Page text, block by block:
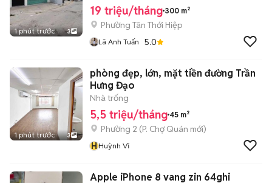
1 phút trước 3
19 triệu/tháng 300 m²
Phường Tân Thới Hiệp
Lã Anh Tuấn 5.0
1 phút trước 3
phòng đẹp, lớn, mặt tiền đường Trần
Hưng Đạo
Nhà trống
5,5 triệu/tháng 45 m²
Phường 2 (P. Chợ Quán mới)
HHuỳnh Vĩ
Apple iPhone 8 vang zin 64ghi